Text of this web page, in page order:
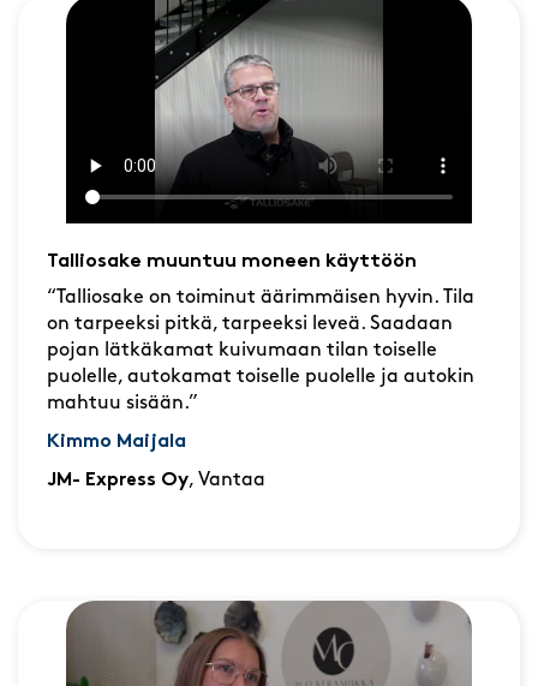
Talliosake muuntuu moneen käyttöön
“Talliosake on toiminut äärimmäisen hyvin. Tila
on tarpeeksi pitkä, tarpeeksi leveä. Saadaan
pojan lätkäkamat kuivumaan tilan toiselle
puolelle, autokamat toiselle puolelle ja autokin
mahtuu sisään.”
Kimmo Maijala
JM- Express Oy, Vantaa